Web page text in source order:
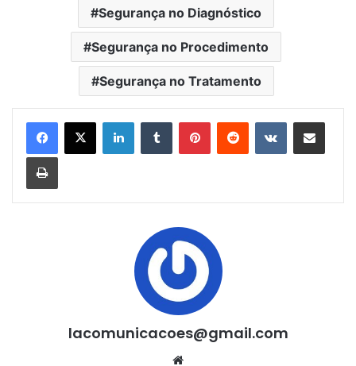
Segurança no Diagnóstico
Segurança no Procedimento
Segurança no Tratamento
LinkedinTumblr PinterestReddit VK Compartilhar via e-mail
Imprimir
lacomunicacoes@gmail.com